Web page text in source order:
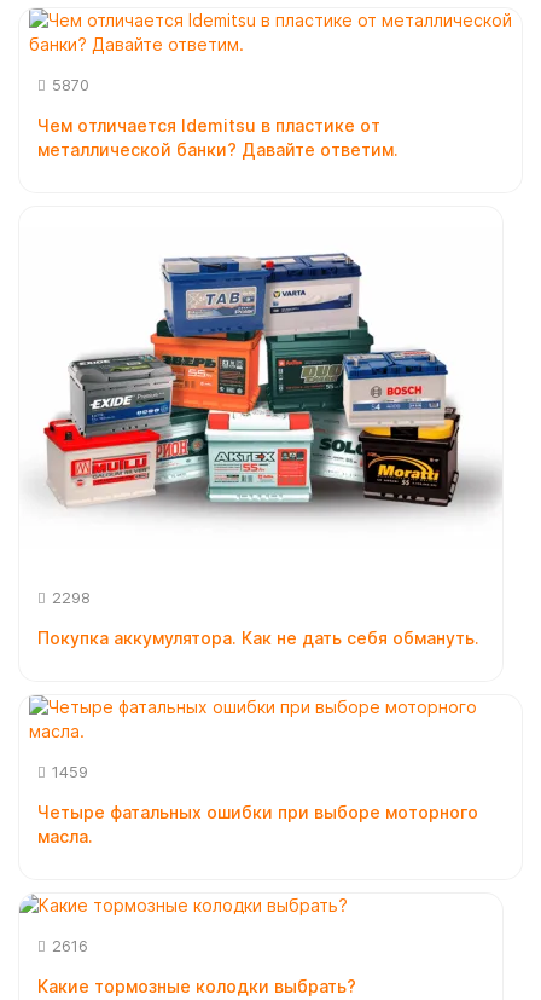
5870
Чем отличается Idemitsu в пластике от
металлической банки? Давайте ответим.
2298
Покупка аккумулятора. Как не дать себя обмануть.
1459
Четыре фатальных ошибки при выборе моторного
масла.
2616
Какие тормозные колодки выбрать?